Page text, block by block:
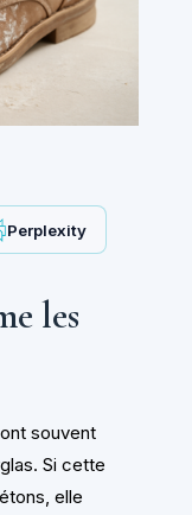
Perplexity
les
souvent
Si cette
elle